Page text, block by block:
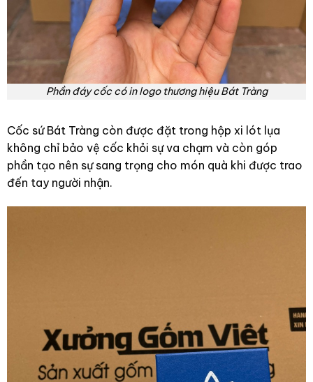
Phần đáy cốc có in logo thương hiệu Bát Tràng
Cốc sứ Bát Tràng còn được đặt trong hộp xi lót lụa
không chỉ bảo vệ cốc khỏi sự va chạm và còn góp
phần tạo nên sự sang trọng cho món quà khi được trao
đến tay người nhận.